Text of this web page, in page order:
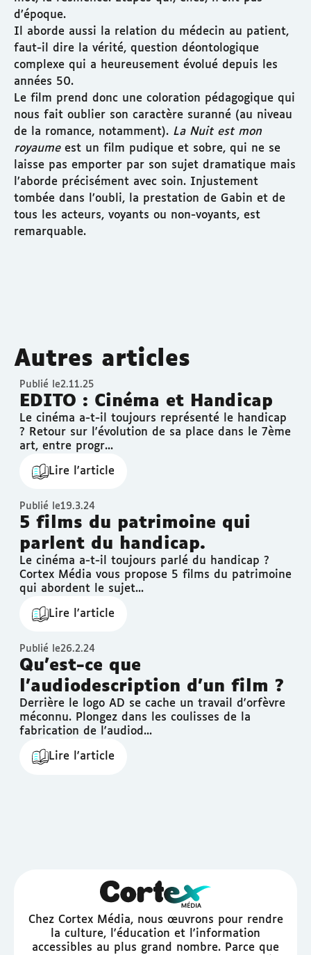
d’époque.
Il aborde aussi la relation du médecin au patient,
faut-il dire la vérité, question déontologique
complexe qui a heureusement évolué depuis les
années 50.
Le film prend donc une coloration pédagogique qui
nous fait oublier son caractère suranné (au niveau
de la romance, notamment). La Nuit est mon
royaumeest un film pudique et sobre, qui ne se
laisse pas emporter par son sujet dramatique mais
l’aborde précisément avec soin. Injustement
tombée dans l’oubli, la prestation de Gabin et de
tous les acteurs, voyants ou non-voyants, est
remarquable.
Autres articles
Publié le2.11.25
EDITO : Cinéma et Handicap
Le cinéma a-t-il toujours représenté le handicap
? Retour sur l'évolution de sa place dans le 7ème
art, entre progr...
Lire l'article
Publié le19.3.24
5 films du patrimoine qui
parlent du handicap.
Le cinéma a-t-il toujours parlé du handicap ?
Cortex Média vous propose 5 films du patrimoine
qui abordent le sujet...
Lire l'article
Publié le26.2.24
Qu’est-ce que
l’audiodescription d’un film ?
Derrière le logo AD se cache un travail d'orfèvre
méconnu. Plongez dans les coulisses de la
fabrication de l'audiod...
Lire l'article
Chez Cortex Média, nous œuvrons pour rendre
la culture, l'éducation et l'information
accessibles au plus grand nombre. Parce que